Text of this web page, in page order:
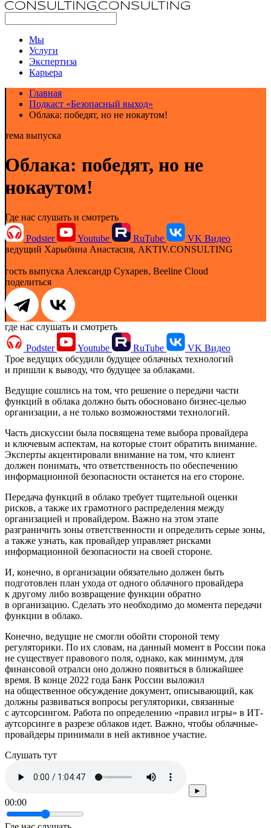
Мы
Услуги
Экспертиза
Карьера
Главная
Подкаст «Безопасный выход»
Облака: победят, но не нокаутом!
тема выпуска
Облака: победят, но не
нокаутом!
Где нас слушать и смотреть
Podster Youtube RuTube
VK Видео
ведущий Харыбина Анастасия, AKTIV.CONSULTING
гость выпуска Александр Сухарев, Beeline Cloud
поделиться
где нас слушать и смотреть
Podster Youtube RuTube
VK Видео
Трое ведущих обсудили будущее облачных технологий
и пришли к выводу, что будущее за облаками.
Ведущие сошлись на том, что решение о передачи части
функций в облака должно быть обосновано бизнес-целью
организации, а не только возможностями технологий.
Часть дискуссии была посвящена теме выбора провайдера
и ключевым аспектам, на которые стоит обратить внимание.
Эксперты акцентировали внимание на том, что клиент
должен понимать, что ответственность по обеспечению
информационной безопасности останется на его стороне.
Передача функций в облако требует тщательной оценки
рисков, а также их грамотного распределения между
организацией и провайдером. Важно на этом этапе
разграничить зоны ответственности и определить серые зоны,
а также узнать, как провайдер управляет рисками
информационной безопасности на своей стороне.
И, конечно, в организации обязательно должен быть
подготовлен план ухода от одного облачного провайдера
к другому либо возвращение функции обратно
в организацию. Сделать это необходимо до момента передачи
функции в облако.
Конечно, ведущие не смогли обойти стороной тему
регуляторики. По их словам, на данный момент в России пока
не существует правового поля, однако, как минимум, для
финансовой отралси оно должно появиться в ближайшее
время. В конце 2022 года Банк России выложил
на общественное обсуждение документ, описывающий, как
должны развиваться вопросы регуляторики, связанные
с аутсорсингом. Работа по определению «правил игры» в ИТ-
аутсорсинге в разрезе облаков идет. Важно, чтобы облачные-
провайдеры принимали в ней активное участие.
Cлушать тут
►
00:00